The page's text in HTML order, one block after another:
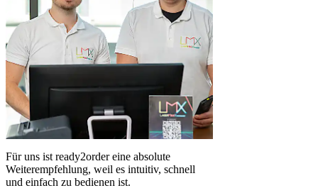
Für uns ist ready2order eine absolute
Weiterempfehlung, weil es intuitiv, schnell
und einfach zu bedienen ist.